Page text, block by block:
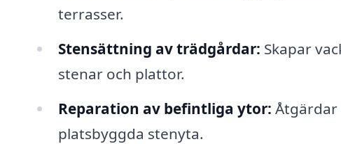
terrasser.
Stensättning av trädgårdar: Skapar
stenar och plattor.
Reparation av befintliga ytor: Åtgärdar
platsbyggda stenyta.